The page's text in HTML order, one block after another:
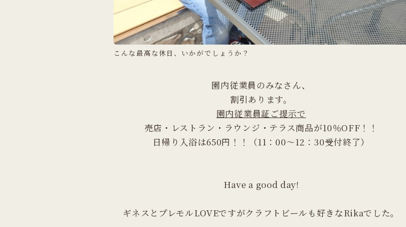
こんな最高な休日、いかがでしょうか？
園内従業員のみなさん、
割引あります。
園内従業員証ご提示で
売店・レストラン・ラウンジ・テラス商品が10％OFF！！
日帰り入浴は650円！！（11：00～12：30受付終了）
Have a good day!
ギネスとプレモルLOVEですがクラフトビールも好きなRikaでした。